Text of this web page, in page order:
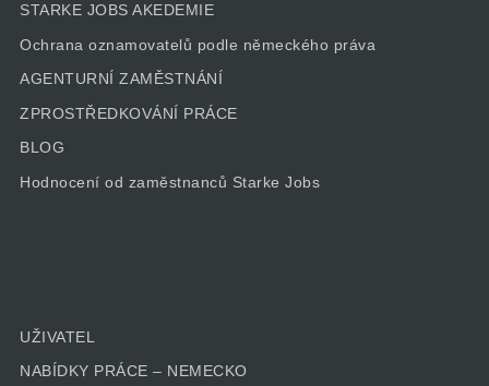
STARKE JOBS AKEDEMIE
Ochrana oznamovatelů podle německého práva
AGENTURNÍ ZAMĚSTNÁNÍ
ZPROSTŘEDKOVÁNÍ PRÁCE
BLOG
Hodnocení od zaměstnanců Starke Jobs
UŽIVATEL
NABÍDKY PRÁCE – NEMECKO